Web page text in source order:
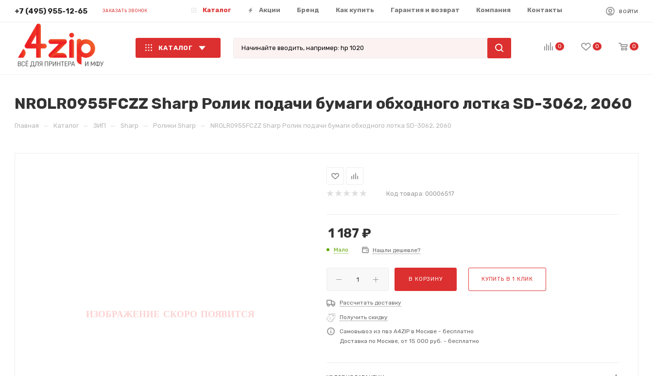
+7 (495) 955-12-65 ЗАКАЗАТЬ ЗВОНОК Каталог Акции Бренд Как купить Гарантия и возврат Компания Контакты ВОЙТИ
КАТАЛОГ 0 0 0
NROLR0955FCZZ Sharp Ролик подачи бумаги обходного лотка SD-3062, 2060
Главная — Каталог — ЗИП — Sharp — Ролики Sharp — NROLR0955FCZZ Sharp Ролик подачи бумаги обходного лотка SD-3062, 2060
Код товара: 00006517
1 187 ₽
Мало Нашли дешевле?
В КОРЗИНУ КУПИТЬ В 1 КЛИК
Рассчитать доставку
Получить скидку
Самовывоз из пвз A4ZIP в Москве - бесплатно
Доставка по Москве, от 15 000 руб. - бесплатно